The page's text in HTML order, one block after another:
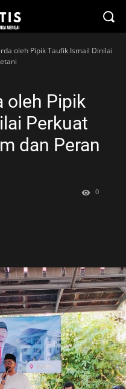
oleh Pipik Taufik Ismail Dinilai
oleh Pipik
Perkuat
dan Peran
0